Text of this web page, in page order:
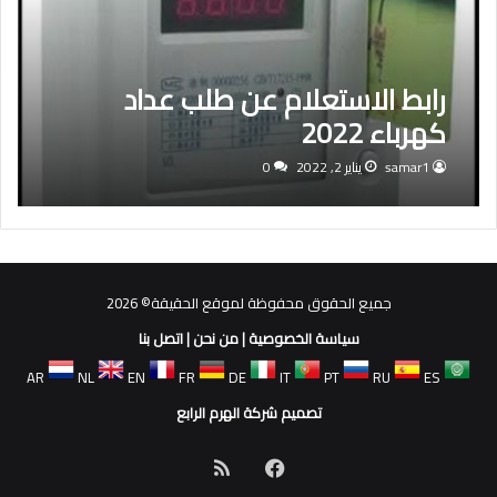
رابط الاستعلام عن طلب عداد
كهرباء 2022
samar1 يناير 2, 2022 0
جميع الحقوق محفوظة لموقع الحقيقة© 2026
سياسة الخصوصية|من نحن|اتصل بنا
AR
NL EN FR DE IT PT RU
ES
تصميم شركة الهرم الرابع
فيسبوك